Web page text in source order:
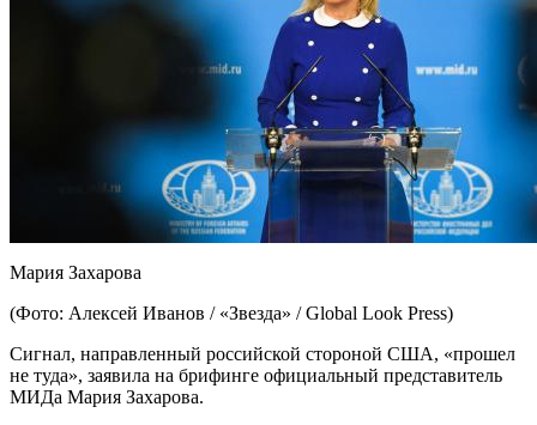
Мария Захарова
(Фото: Алексей Иванов / «Звезда‎» / Global Look Press)
Сигнал, направленный российской стороной США, «прошел
не туда», заявила на брифинге официальный представитель
МИДа Мария Захарова.